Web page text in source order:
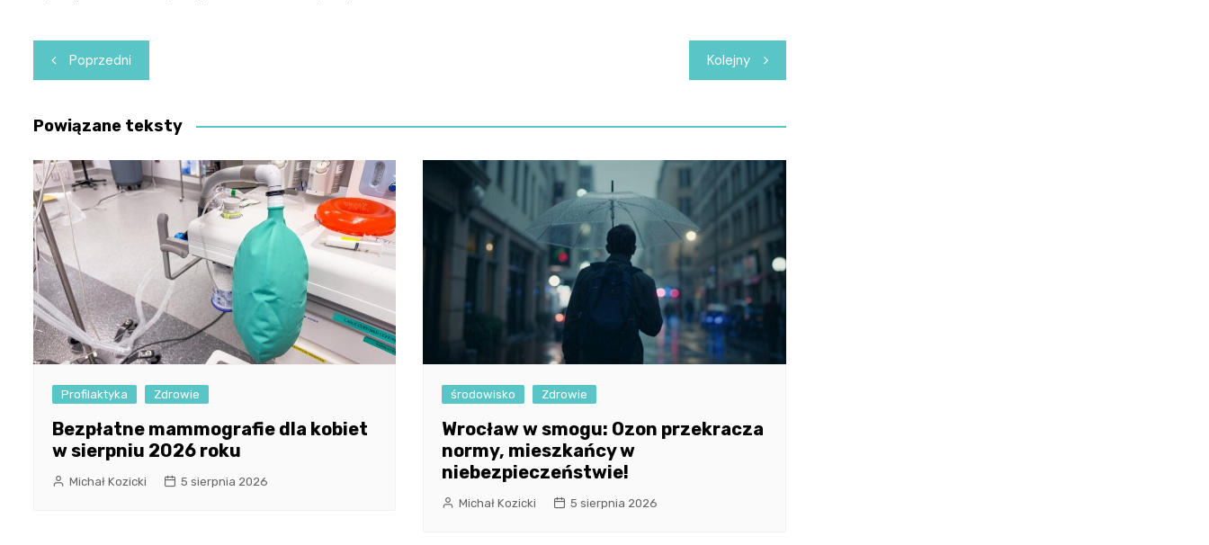
Nawigacja
wpisu
Poprzedni Kolejny
Powiązane teksty
Profilaktyka Zdrowie
Bezpłatne mammografie dla kobiet
w sierpniu 2026 roku
Michał Kozicki 5 sierpnia 2026
środowisko Zdrowie
Wrocław w smogu: Ozon przekracza
normy, mieszkańcy w
niebezpieczeństwie!
Michał Kozicki 5 sierpnia 2026